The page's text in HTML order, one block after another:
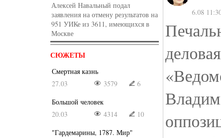
Алексей Навальный подал
заявления на отмену результатов на
951 УИКе из 3611, имеющихся в
Москве
СЮЖЕТЫ
Смертная казнь
27.03
3579
6
Большой человек
20.03
4314
10
"Гардемарины, 1787. Мир"
6.08